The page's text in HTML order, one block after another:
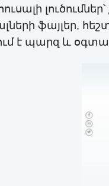
ֆայլեր,
է պարզ և